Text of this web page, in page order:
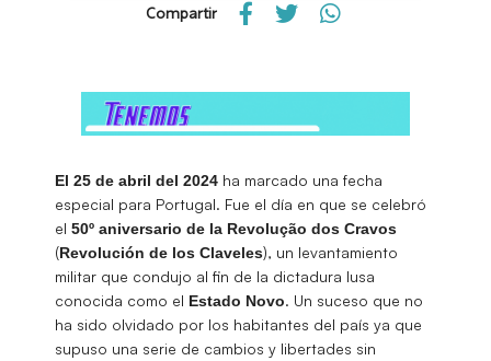
Compartir
El 25 de abril del 2024 ha marcado una fecha
especial para Portugal. Fue el día en que se celebró
el 50º aniversario de la Revolução dos Cravos
(Revolución de los Claveles), un levantamiento
militar que condujo al fin de la dictadura lusa
conocida como el Estado Novo. Un suceso que no
ha sido olvidado por los habitantes del país ya que
supuso una serie de cambios y libertades sin